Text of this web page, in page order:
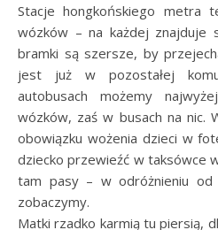
Stacje hongkońskiego metra
wózków – na każdej znajduje
bramki są szersze, by
jest już w pozostałej
autobusach możemy
wózków, zaś w busach na nic.
obowiązku wożenia dzieci w
dziecko przewieźć w taksówce
tam pasy – w odróżnieniu od
zobaczymy.
Matki rzadko karmią tu piersią,